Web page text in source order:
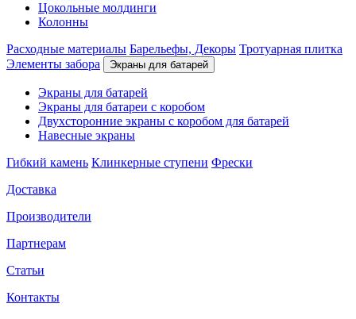
Цокольные молдинги
Колонны
Расходные материалы Барельефы, Декоры Тротуарная плитка
Элементы забора
Экраны для батарей
Экраны для батарей
Экраны для батареи с коробом
Двухсторонние экраны с коробом для батарей
Навесные экраны
Гибкий камень Клинкерные ступени Фрески
Доставка
Производители
Партнерам
Статьи
Контакты